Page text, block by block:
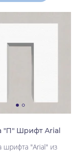
"П" Шрифт Arial
шрифта "Arial" из